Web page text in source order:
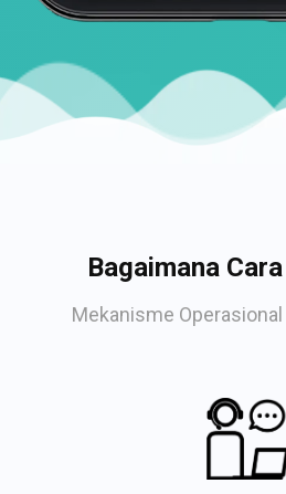
Bagaimana
Mekanisme